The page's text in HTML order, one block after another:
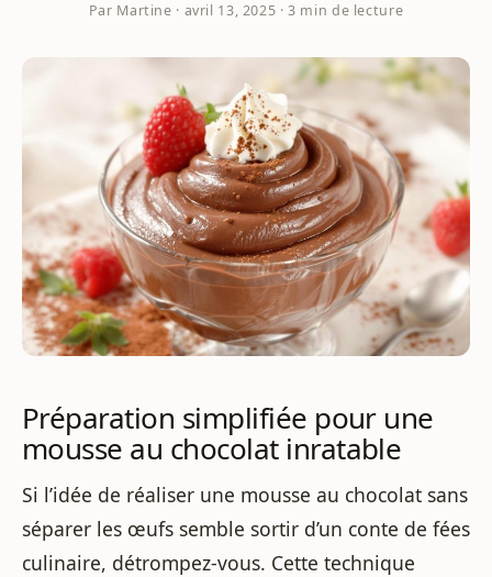
Par Martine · avril 13, 2025 · 3 min de lecture
Préparation simplifiée pour une
mousse au chocolat inratable
Si l’idée de réaliser une mousse au chocolat sans
séparer les œufs semble sortir d’un conte de fées
culinaire, détrompez-vous. Cette technique